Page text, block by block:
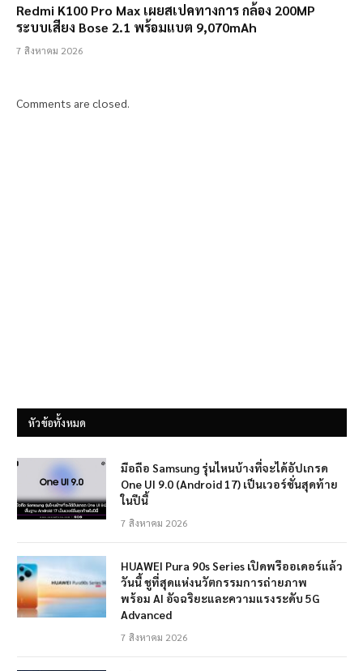
Redmi K100 Pro Max เผยสเปคทางการ กล้อง 200MP
ระบบเสียง Bose 2.1 พร้อมแบต 9,070mAh
7 สิงหาคม 2026
Comments are closed.
หัวข้อทั้งหมด
มือถือ Samsung รุ่นไหนบ้างที่จะได้อัปเกรด
One UI 9.0 (Android 17) เป็นเวอร์ชั่นสุดท้าย
ในปีนี้
7 สิงหาคม 2026
HUAWEI Pura 90s Series เปิดพรีออเดอร์แล้ว
วันนี้ ชูที่สุดแห่งนวัตกรรมการถ่ายภาพ
พร้อม AI อัจฉริยะและความแรงระดับ 5G
Advanced
7 สิงหาคม 2026